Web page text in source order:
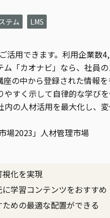
テム LMS
活用できます。利用企業数
「カオナビ」なら、社員
の中から登録された情報を
すく示して自律的な学び
の人材活用を最大化し、変
場2023」人材管理市場
化を実現
学習コンテンツをおすすめ
めの最適な配置ができる